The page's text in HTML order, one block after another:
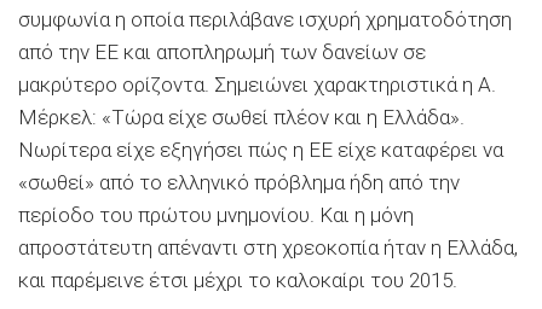
συμφωνία η οποία περιλάβανε ισχυρή χρηματοδότηση
από την ΕΕ και αποπληρωμή των δανείων σε
μακρύτερο ορίζοντα. Σημειώνει χαρακτηριστικά η Α.
Μέρκελ: «Τώρα είχε σωθεί πλέον και η Ελλάδα».
Νωρίτερα είχε εξηγήσει πώς η ΕΕ είχε καταφέρει να
«σωθεί» από το ελληνικό πρόβλημα ήδη από την
περίοδο του πρώτου μνημονίου. Και η μόνη
απροστάτευτη απέναντι στη χρεοκοπία ήταν η Ελλάδα,
και παρέμεινε έτσι μέχρι το καλοκαίρι του 2015.